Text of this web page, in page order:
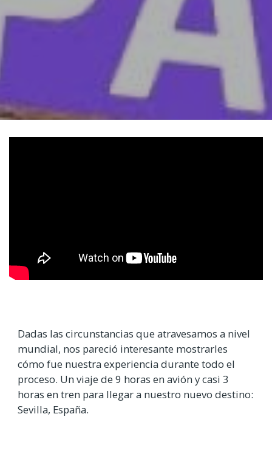
Dadas las circunstancias que atravesamos a nivel
mundial, nos pareció interesante mostrarles
cómo fue nuestra experiencia durante todo el
proceso. Un viaje de 9 horas en avión y casi 3
horas en tren para llegar a nuestro nuevo destino:
Sevilla, España.